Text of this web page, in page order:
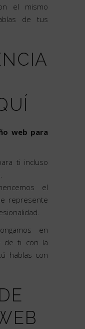
el mismo
de tus
web para
ti incluso
el
represente
en
de ti con la
hablas con